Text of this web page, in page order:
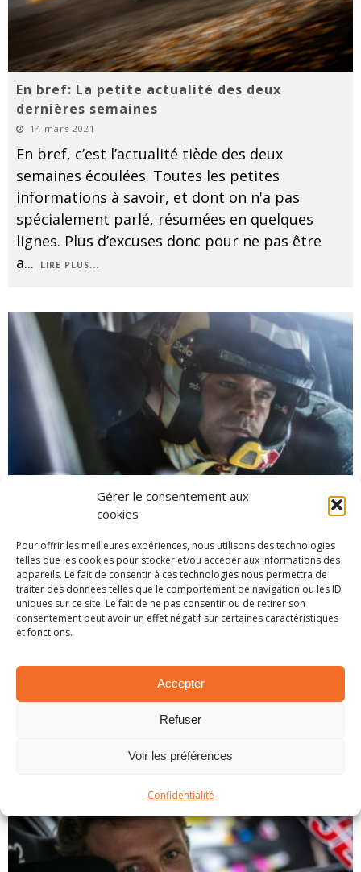
Gérer le consentement aux
cookies
Pour offrir les meilleures expériences, nous utilisons des technologies
telles que les cookies pour stocker et/ou accéder aux informations des
appareils. Le fait de consentir à ces technologies nous permettra de
traiter des données telles que le comportement de navigation ou les ID
uniques sur ce site. Le fait de ne pas consentir ou de retirer son
consentement peut avoir un effet négatif sur certaines caractéristiques
et fonctions.
Accepter
Refuser
Voir les préférences
Confidentialité
En bref: La petite actualité des deux
dernières semaines
14 mars 2021
En bref, c’est l’actualité tiède des deux
semaines écoulées. Toutes les petites
informations à savoir, et dont on n'a pas
spécialement parlé, résumées en quelques
lignes. Plus d’excuses donc pour ne pas être
a... LIRE PLUS...
WRC: Double programme pour Mikkelsen en
2021
30 décembre 2020
Se retrouvant à nouveau sans volant officiel
finalement disputé que trois rallyes cette
année. Malgré ce programme bien maigre, le
norvégien s'apprête à vivre une campagne 2